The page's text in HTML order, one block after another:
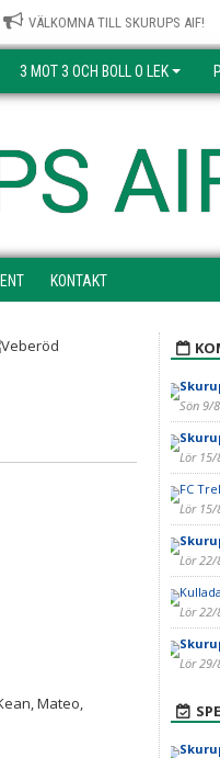
VÄLKOMNA TILL SKURUPS AIF!
3 MOT 3 OCH BOLL O LEK
KONTAKT
Mateo,
Sön 9/
Lör 15/
FC
Lör 15/
Lör 22/
Lör 22/
Lör 29/